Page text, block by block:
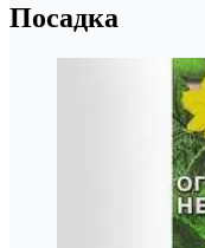
Посадка